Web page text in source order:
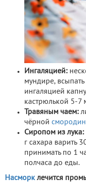
Ингаляцией:
мундире, всыпать
ингаляцией
кастрюлькой 5-7
Травяным чаем:
чёрной
Сиропом из лука:
г сахара варить
принимать по 1
полчаса до еды.
Насморк лечится